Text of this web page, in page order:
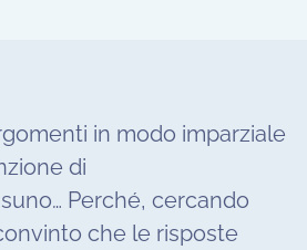
in modo imparziale
di
Perché, cercando
che le risposte